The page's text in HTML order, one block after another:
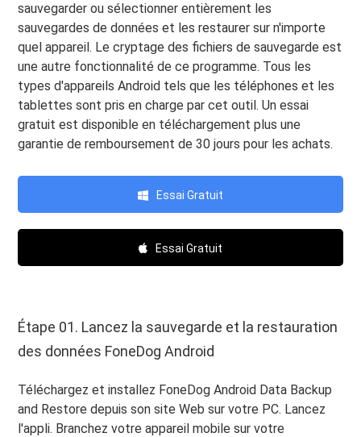
sauvegarder ou sélectionner entièrement les
sauvegardes de données et les restaurer sur n'importe
quel appareil. Le cryptage des fichiers de sauvegarde est
une autre fonctionnalité de ce programme. Tous les
types d'appareils Android tels que les téléphones et les
tablettes sont pris en charge par cet outil. Un essai
gratuit est disponible en téléchargement plus une
garantie de remboursement de 30 jours pour les achats.
Essai Gratuit
Essai Gratuit
Étape 01. Lancez la sauvegarde et la restauration
des données FoneDog Android
Téléchargez et installez FoneDog Android Data Backup
and Restore depuis son site Web sur votre PC. Lancez
l'appli. Branchez votre appareil mobile sur votre